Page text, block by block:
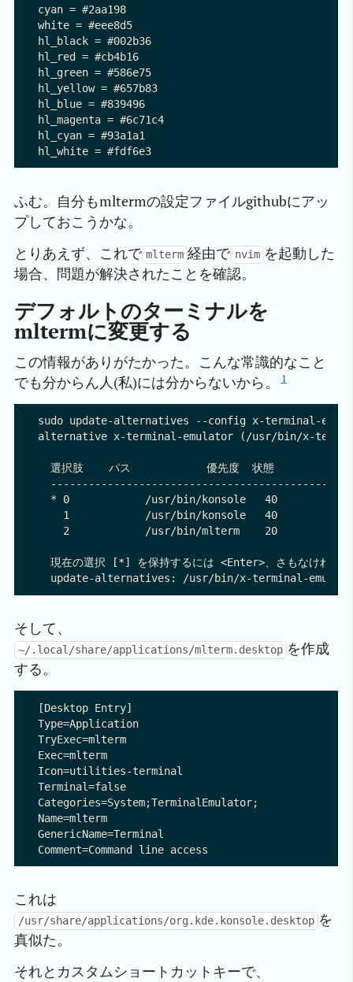
cyan = #2aa198
white = #eee8d5
hl_black = #002b36
hl_red = #cb4b16
hl_green = #586e75
hl_yellow = #657b83
hl_blue = #839496
hl_magenta = #6c71c4
hl_cyan = #93a1a1
ふむ。自分もmltermの設定ファイルgithubにアッ
プしておこうかな。
とりあえず、これで mlterm 経由で nvim を起動した
場合、問題が解決されたことを確認。
デフォルトのターミナルを
mltermに変更する
この情報がありがたかった。こんな常識的なこと
でも分からん人(私)には分からないから。
1
sudo update-alternatives --config x-terminal-
alternative x-terminal-emulator (/usr/bin/x-terminal-
  選択肢    パス            優先度  状態
* 0            /usr/bin/konsole   40        自動
1            /usr/bin/konsole   40        手動
2            /usr/bin/mlterm    20        手動
現在の選択 [*] を保持するには <Enter>、さもなければ
そして、
~/.local/share/applications/mlterm.desktop を作成
する。
[Desktop Entry]
Type=Application
TryExec=mlterm
Exec=mlterm
Icon=utilities-terminal
Terminal=false
Categories=System;TerminalEmulator;
Name=mlterm
GenericName=Terminal
これは
/usr/share/applications/org.kde.konsole.desktop を
真似た。
それとカスタムショートカットキーで、